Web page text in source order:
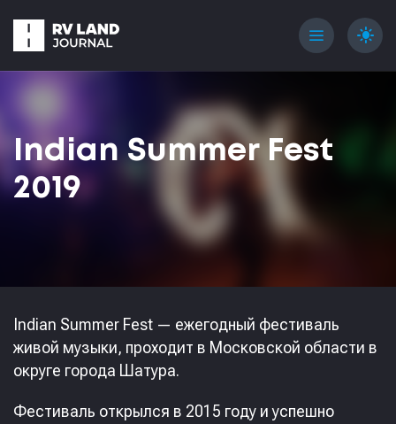
menu light_mode
Indian Summer Fest
2019
Indian Summer Fest — ежегодный фестиваль
живой музыки, проходит в Московской области в
округе города Шатура.
Фестиваль открылся в 2015 году и успешно